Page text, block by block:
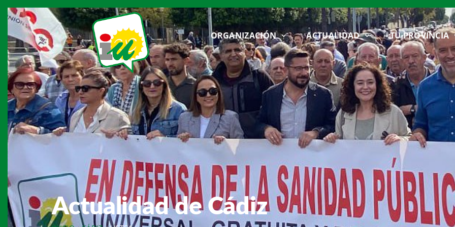
ORGANIZACIÓN ACTUALIDAD TU PROVINCIA
Actualidad de Cádiz